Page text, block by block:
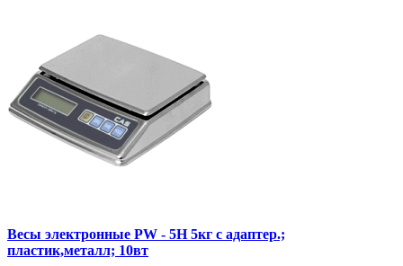
Весы электронные PW - 5H 5кг с адаптер.;
пластик,металл; 10вт